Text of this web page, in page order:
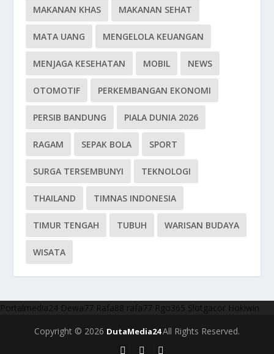
MAKANAN KHAS MAKANAN SEHAT
MATA UANG MENGELOLA KEUANGAN
MENJAGA KESEHATAN MOBIL NEWS
OTOMOTIF PERKEMBANGAN EKONOMI
PERSIB BANDUNG PIALA DUNIA 2026
RAGAM SEPAK BOLA SPORT
SURGA TERSEMBUNYI TEKNOLOGI
THAILAND TIMNAS INDONESIA
TIMUR TENGAH TUBUH WARISAN BUDAYA
WISATA
Portalmedia24 Dewa77 Rafa88 rafa77 Rgo365 Slotgacor Hokiwin
Copyright © 2026 DutaMedia24All Rights Reserved.